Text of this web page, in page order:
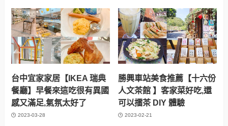
台中宜家家居【IKEA 瑞典
餐廳】早餐來這吃很有異國
感又滿足,氣氛太好了
勝興車站美食推薦【十六份
人文茶館 】客家菜好吃,還
可以擂茶 DIY 體驗